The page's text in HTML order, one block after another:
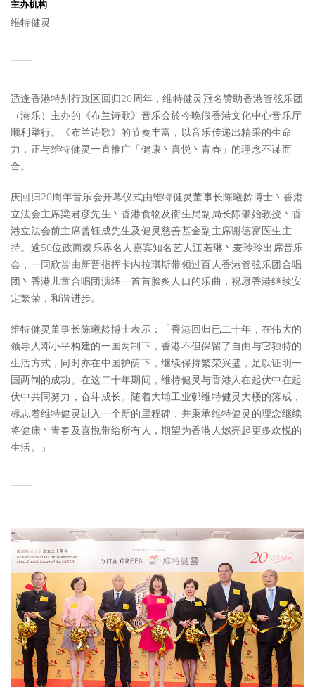
主办机构
维特健灵
适逢香港特别行政区回归20周年，维特健灵冠名赞助香港管弦乐团
（港乐）主办的《布兰诗歌》音乐会於今晚假香港文化中心音乐厅
顺利举行。《布兰诗歌》的节奏丰富，以音乐传递出精采的生命
力，正与维特健灵一直推广「健康丶喜悦丶青春」的理念不谋而
合。
庆回归20周年音乐会开幕仪式由维特健灵董事长陈曦龄博士丶香港
立法会主席梁君彦先生丶香港食物及衞生局副局长陈肇始教授丶香
港立法会前主席曾钰成先生及健灵慈善基金副主席谢德富医生主
持。逾50位政商娱乐界名人嘉宾知名艺人江若琳丶麦玲玲出席音乐
会，一同欣赏由新晋指挥卡内拉琪斯带领过百人香港管弦乐团合唱
团丶香港儿童合唱团演绎一首首脍炙人口的乐曲，祝愿香港继续安
定繁荣，和谐进步。
维特健灵董事长陈曦龄博士表示：「香港回归已二十年，在伟大的
领导人邓小平构建的一国两制下，香港不但保留了自由与它独特的
生活方式，同时亦在中国护荫下，继续保持繁荣兴盛，足以证明一
国两制的成功。在这二十年期间，维特健灵与香港人在起伏中在起
伏中共同努力，奋斗成长。随着大埔工业邨维特健灵大楼的落成，
标志着维特健灵进入一个新的里程碑，并秉承维特健灵的理念继续
将健康丶青春及喜悦带给所有人，期望为香港人燃亮起更多欢悦的
生活。」